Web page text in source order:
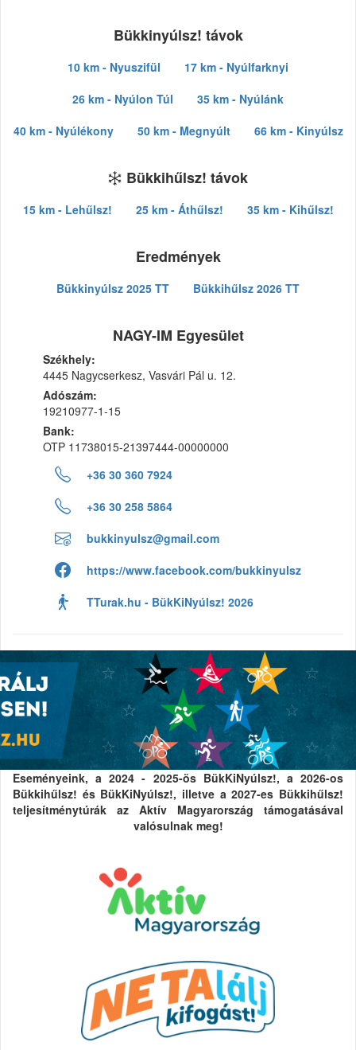
Bükkinyúlsz! távok
10 km - Nyuszifül
17 km - Nyúlfarknyi
26 km - Nyúlon Túl
35 km - Nyúlánk
40 km - Nyúlékony
50 km - Megnyúlt 66 km - Kinyúlsz
Bükkihűlsz! távok
15 km - Lehűlsz! 25 km - Áthűlsz! 35 km - Kihűlsz!
Eredmények
Bükkinyúlsz 2025 TT Bükkihűlsz 2026 TT
NAGY-IM Egyesület
Székhely:
4445 Nagycserkesz, Vasvári Pál u. 12.
Adószám:
19210977-1-15
Bank:
OTP 11738015-21397444-00000000
+36 30 360 7924
+36 30 258 5864
bukkinyulsz@gmail.com
https://www.facebook.com/bukkinyulsz
TTurak.hu - BükKiNyúlsz! 2026
Eseményeink, a 2024 - 2025-ös BükKiNyúlsz!, a 2026-os
Bükkihűlsz! és BükKiNyúlsz!, illetve a 2027-es Bükkihűlsz!
teljesítménytúrák az Aktív Magyarország támogatásával
valósulnak meg!